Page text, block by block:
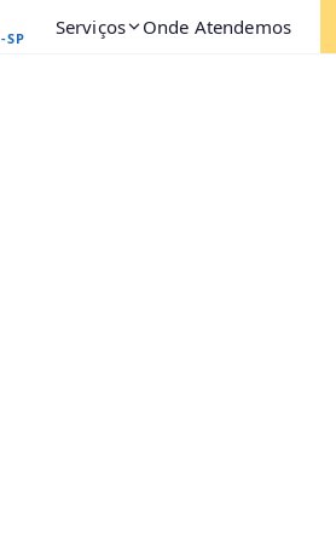
-SP Serviços Onde Atendemos